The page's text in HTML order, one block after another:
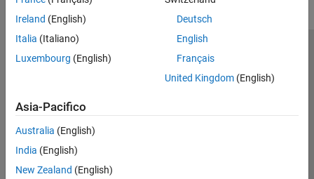
Ireland (English)
Italia (Italiano)
Luxembourg (English)
Deutsch
English
Français
United Kingdom(English)
Asia-Pacifico
Australia (English)
India (English)
New Zealand (English)
Centro di fiducia Marchi
Informativa sulla privacy
Stato dell'applicazione
Contatti